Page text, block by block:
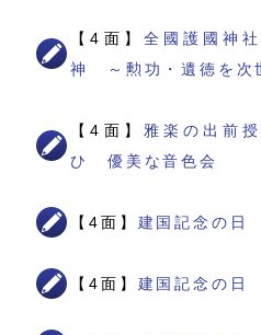
【4面】 全國護國神
神 ～勲功・遺徳を次
【4面】 雅楽の出前
ひ 優美な音色会
【4面】 建国記念の日
【4面】 建国記念の日